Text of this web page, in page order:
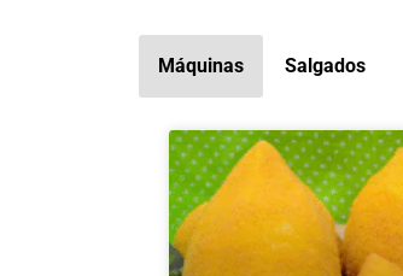
Máquinas Salgados